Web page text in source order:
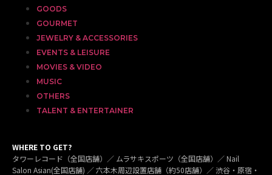
GOODS
GOURMET
JEWELRY & ACCESSORIES
EVENTS & LEISURE
MOVIES & VIDEO
MUSIC
OTHERS
TALENT & ENTERTAINER
WHERE TO GET?
タワーレコード（全国店舗）／ ムラサキスポーツ（全国店舗）／ Nail
Salon Asian(全国店舗) ／ 六本木周辺設置店舗（約50店舗）／ 渋谷・原宿・